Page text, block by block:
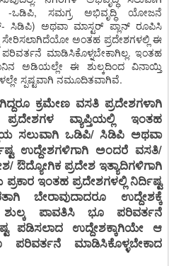
ಒಡಿಪಿ, ಸಮಗ್ರ ಅಭಿವೃದ್ಧಿ ಯೋಜನೆ
ಸಿಡಿಪಿ) ಅಥವಾ ಮಾಸ್ಟರ್ ಪ್ಲಾನ್ ರೂಪಿಸಿ
ಸೇರಿಸಲಾಗಿದೆಯೋ ಅಂತಹ ಪ್ರದೇಶಗಳಲ್ಲಿ ಈ
ಪರಿವರ್ತನೆ ಮಾಡಿಸಿಕೊಳ್ನಬೇಕಾಗಿಲ್ಲ. ಇಂತಹ
ಅಡಿಯಲ್ಲೇ ಈ ಶುಲ್ಕದಿಂದ ವಿನಾಯ್ತಿ
ಸ್ಪಷ್ಟವಾಗಿ ನಮೂದಿತವಾಗಿವೆ.
ಕ್ರಮೇಣ ವಸತಿ ಪ್ರದೇಶಗಳಾಗಿ
ವ್ಯಾಪ್ತಿಯಲ್ಲಿ ಇಂತಹ
ಸಲುವಾಗಿ ಒಡಿಪಿ/ ಸಿಡಿಪಿ ಅಥವಾ
ಉದ್ದೇಶಗಳಿಗಾಗಿ ಅಂದರೆ ವಸತಿ/
ಔದ್ಯೋಗಿಕ ಪ್ರದೇಶ ಇತ್ಯಾದಿಗಳಿಗಾಗಿ
ಇಂತಹ ಪ್ರದೇಶಗಳಲ್ಲಿ ನಿರ್ದಿಷ್ಟ
ಬೇರಾವುದಾದರೂ ಉದ್ದೇಶಕ್ಕೆ
ಶುಲ್ಕ ಪಾವತಿಸಿ ಭೂ ಪರಿವರ್ತನೆ
ಪಡಿಸಲಾದ ಉದ್ದೇಶಕ್ಕಾಗಿಯೇ ಆ
ಮಾಡಿಸಿಕೊಳ್ಳಬೇಕಾದ